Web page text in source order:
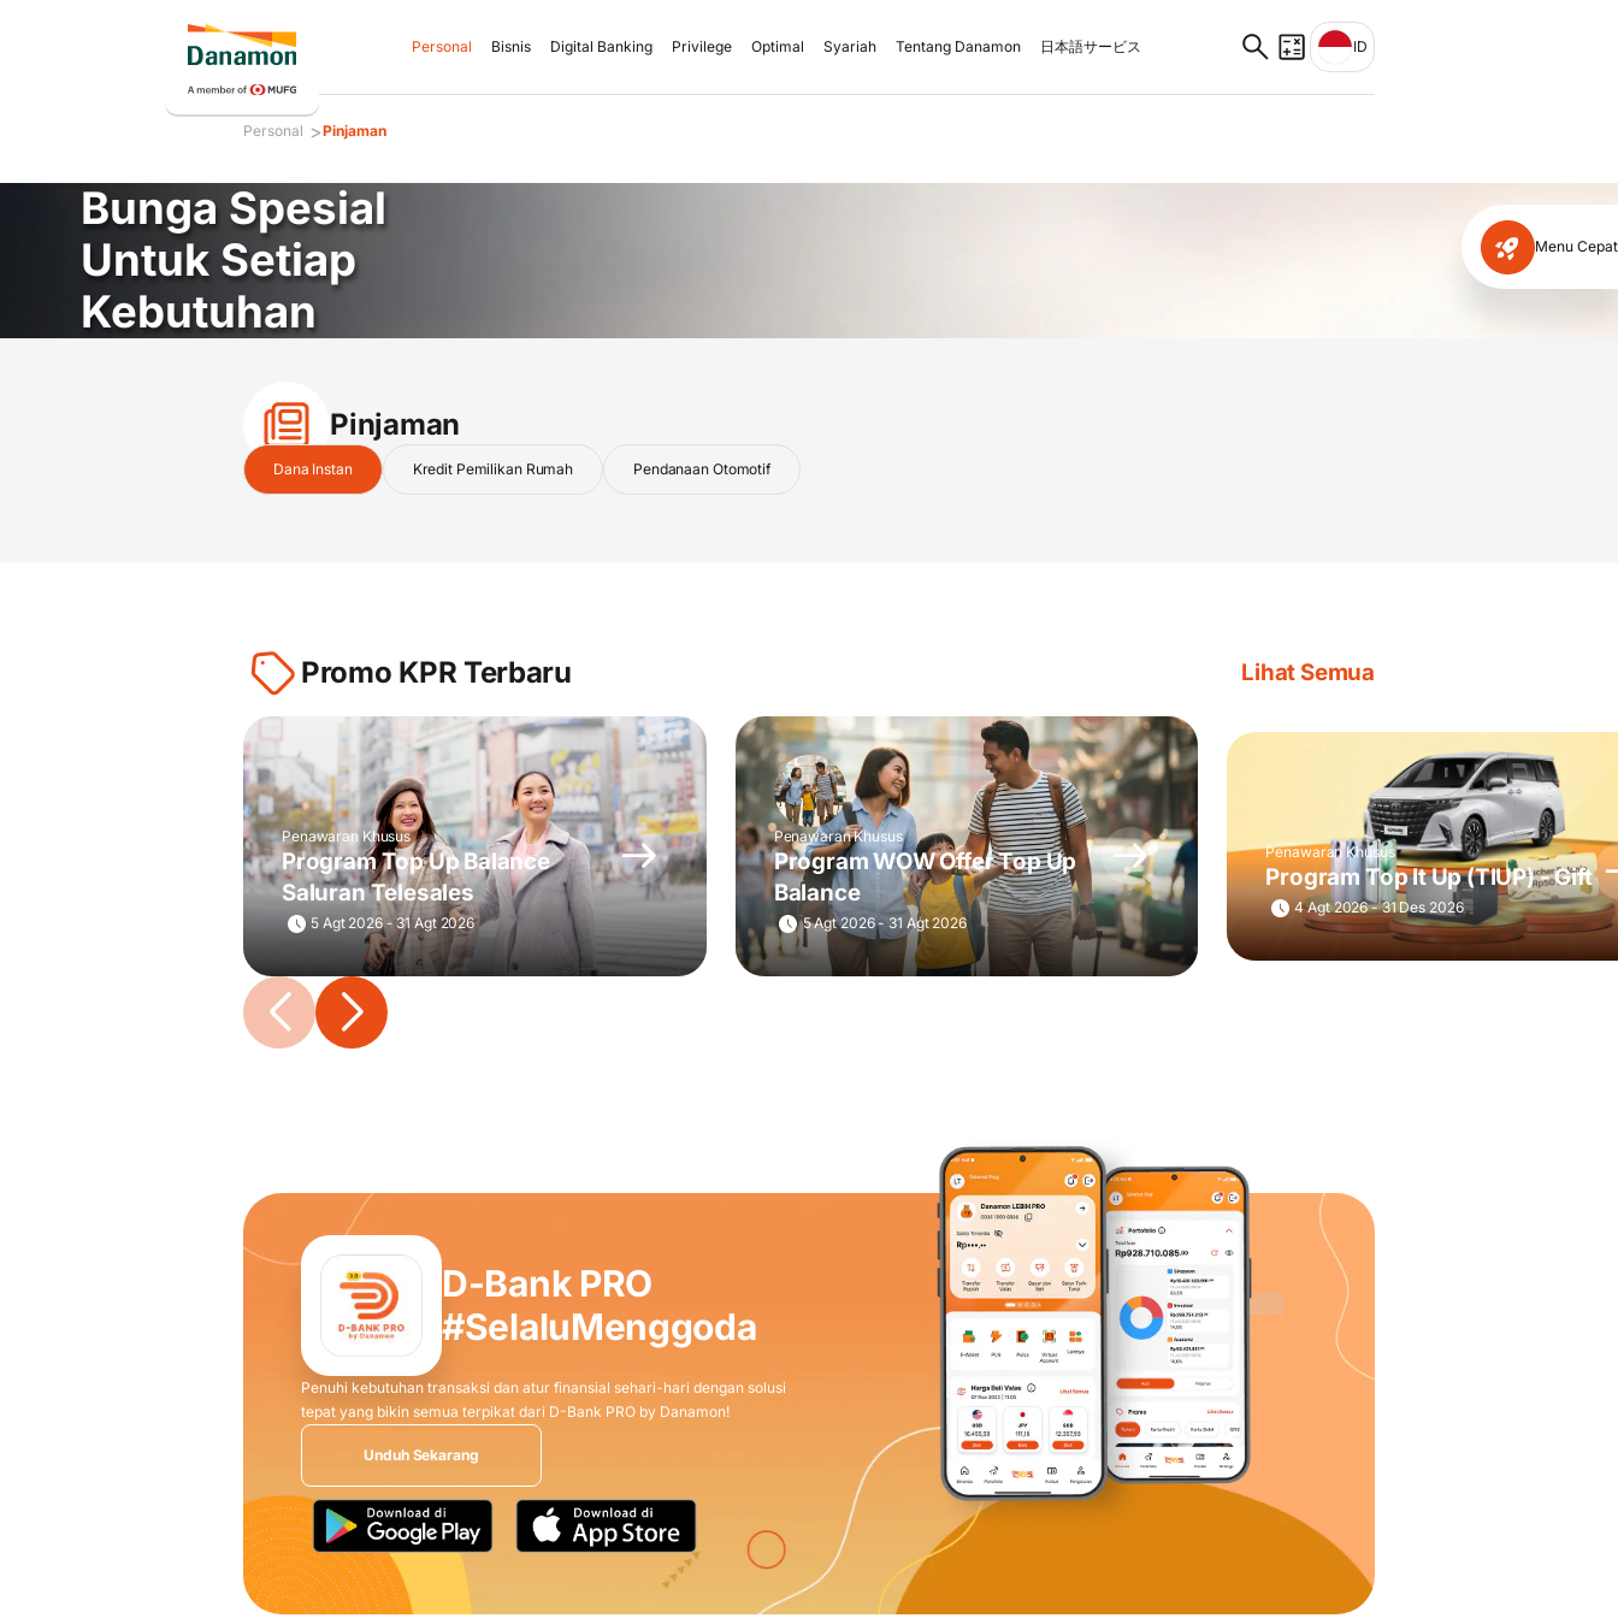
Personal Bisnis Digital Banking Privilege Optimal Syariah Tentang Danamon 日本語サービス ID
Personal >Pinjaman
Menu Cepat
Bunga Spesial
Untuk Setiap
Kebutuhan
Pinjaman
Dana Instan Kredit Pemilikan Rumah Pendanaan Otomotif
Danamon Dana Instant
Promo KPR Terbaru Lihat Semua
Penawaran Khusus
Program Top Up Balance
Saluran Telesales
5 Agt 2026 - 31 Agt 2026
Penawaran Khusus
Program WOW Offer Top Up
Balance
5 Agt 2026 - 31 Agt 2026
Penawaran Khusus
Program Top It Up (TIUP) - Gift
4 Agt 2026 - 31 Des 2026
D-Bank PRO
#SelaluMenggoda
Penuhi kebutuhan transaksi dan atur finansial sehari-hari dengan solusi
tepat yang bikin semua terpikat dari D-Bank PRO by Danamon!
Unduh Sekarang